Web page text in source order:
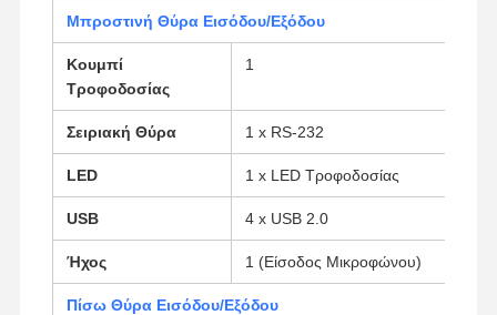
Αρχική
Σελίδα
Ποιοτικός
Συνομιλία
Μπροστινή Θύρα Εισόδου/Εξόδου
Κουμπί
Τροφοδοσίας
1
Σειριακή Θύρα 1 x RS-232
LED 1 x LED Τροφοδοσίας
USB 4 x USB 2.0
Ήχος 1 (Είσοδος Μικροφώνου)
Πίσω Θύρα Εισόδου/Εξόδου